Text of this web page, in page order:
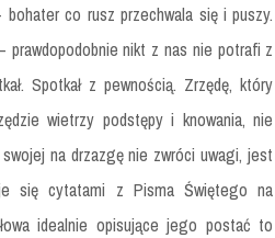
co rusz przechwala się i puszy.
prawdopodobnie nikt z nas nie potrafi z
Spotkał z pewnością. Zrzędę, który
wietrzy podstępy i knowania, nie
na drzazgę nie zwróci uwagi, jest
się cytatami z Pisma Świętego na
idealnie opisujące jego postać to